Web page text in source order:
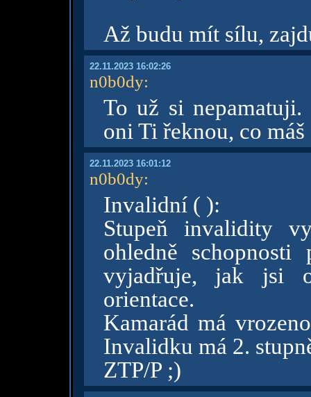
Až budu mít sílu,
22.11.2023 16:02:26
n0b0dy:
To už si
oni Ti řeknou, co
22.11.2023 16:01:12
n0b0dy:
Invalidní ( ):
Stupeň invalidity
ohledně
vyjadřuje, jak jsi
orientace.
Kamarád má
Invalidku má 2.
ZTP/P ;)